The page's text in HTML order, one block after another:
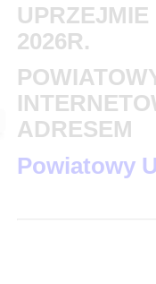
2026R.
ADRESEM
Powiatowy